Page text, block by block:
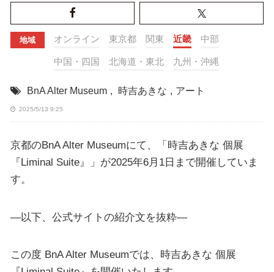
地域 オンライン 東京都 関東 近畿 中部
中国・四国 北海道・東北 九州・沖縄
BnA Alter Museum , 時吉あきな , アート
2025/5/13 9:25
京都のBnA Alter Museumにて、「時吉あきな 個展
『Liminal Suite』」が2025年6月1日まで開催していま
す。
—以下、公式サイトの紹介文を抜粋—
この度 BnA Alter Museumでは、時吉あきな 個展